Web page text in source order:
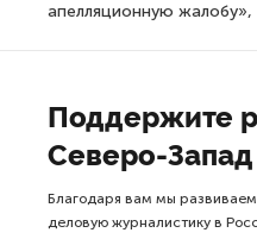
апелляционную
Поддержите
Северо-Запад
Благодаря вам мы
деловую журналистику в